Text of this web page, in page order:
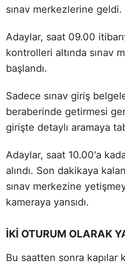
sınav merkezlerine geldi.
Adaylar, saat 09.00
kontrolleri altında sınav
başlandı.
Sadece sınav giriş
beraberinde getirmesi
girişte detaylı aramaya
Adaylar, saat 10.00'a
alındı. Son dakikaya
sınav merkezine
kameraya yansıdı.
İKİ OTURUM OLARAK
Bu saatten sonra kapılar